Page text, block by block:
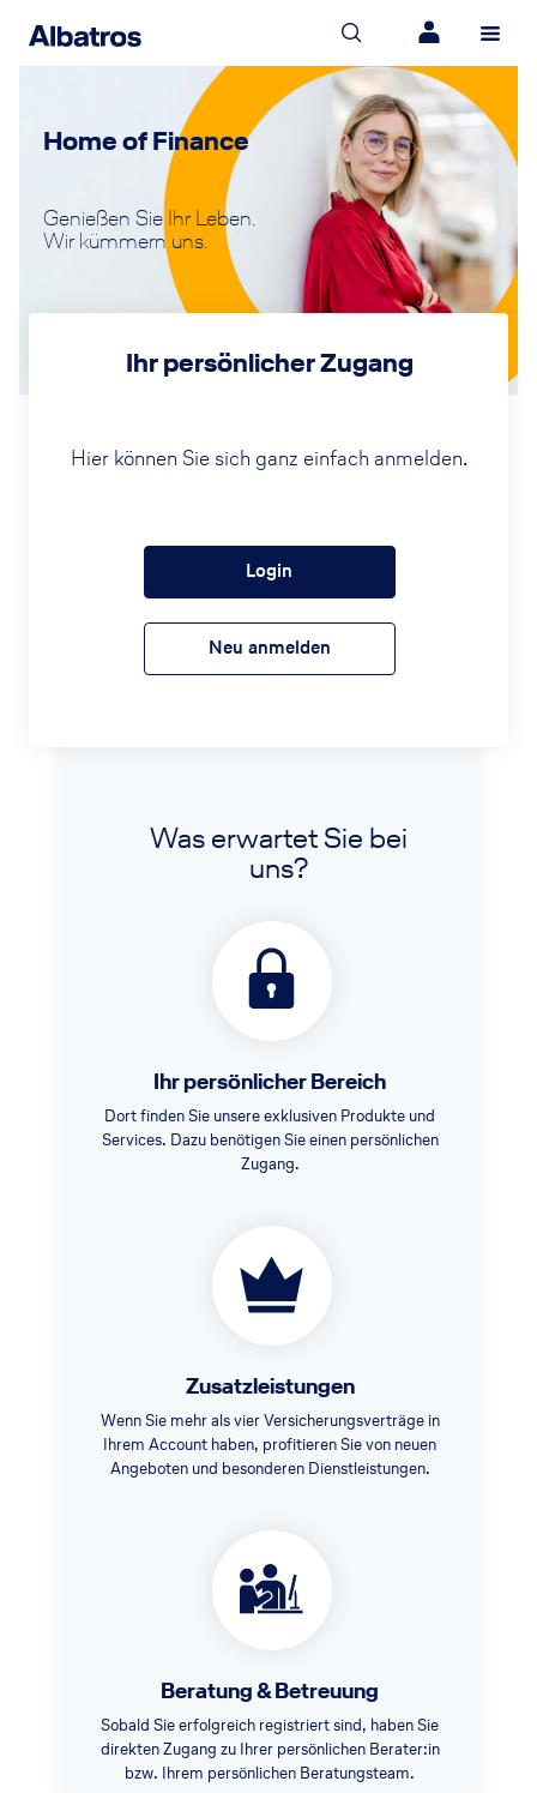
Home of Finance
Genießen Sie Ihr Leben.
Wir kümmern uns.
Ihr persönlicher Zugang
Hier können Sie sich ganz einfach anmelden.
Login
Neu anmelden
Was erwartet Sie bei
uns?
Ihr persönlicher Bereich
Dort finden Sie unsere exklusiven Produkte und
Services. Dazu benötigen Sie einen persönlichen
Zugang.
Zusatzleistungen
Wenn Sie mehr als vier Versicherungsverträge in
Ihrem Account haben, profitieren Sie von neuen
Angeboten und besonderen Dienstleistungen.
Beratung & Betreuung
Sobald Sie erfolgreich registriert sind, haben Sie
direkten Zugang zu Ihrer persönlichen Berater:in
bzw. Ihrem persönlichen Beratungsteam.